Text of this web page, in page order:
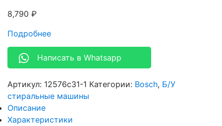
8,790 ₽
Подробнее
Написать в Whatsapp
Артикул: 12576c31-1 Категории: Bosch, Б/У
стиральные машины
Описание
Характеристики